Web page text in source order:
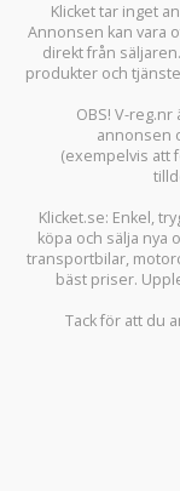
Klicket tar inget
Annonsen kan vara
direkt från
produkter och
OBS! V-
annonsen
(exempelvis att
Klicket.se: Enkel,
köpa och sälja nya
transportbilar,
bäst priser.
Tack för att du